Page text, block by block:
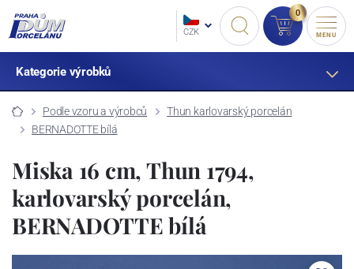
CZK
0
MENU
Kategorie výrobků
Podle vzoru a výrobců
Thun karlovarský porcelán
BERNADOTTE bílá
Miska 16 cm, Thun 1794,
karlovarský porcelán,
BERNADOTTE bílá